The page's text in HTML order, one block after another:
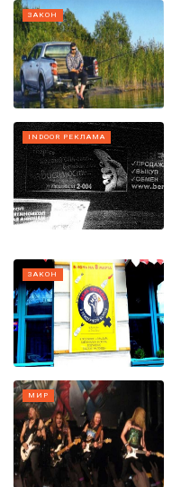
ЗАКОН
INDOOR РЕКЛАМА
ЗАКОН
МИР